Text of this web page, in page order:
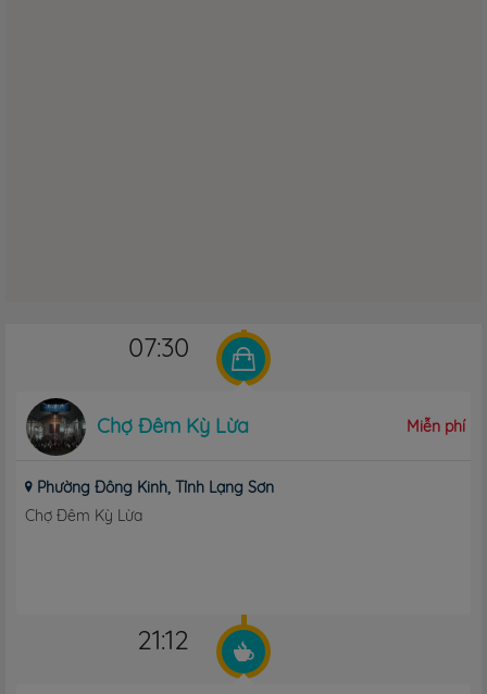
07:30
Chợ Đêm Kỳ Lừa Miễn phí
Phường Đông Kinh, Tỉnh Lạng Sơn
Chợ Đêm Kỳ Lừa
21:12